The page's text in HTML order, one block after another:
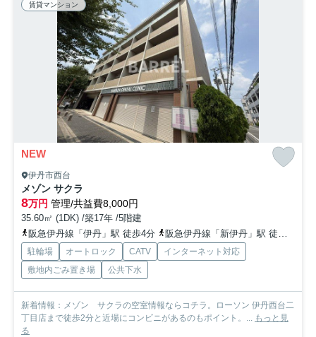
賃貸マンション
NEW
伊丹市西台
メゾン サクラ
8万円 管理/共益費8,000円
35.60㎡ (1DK) /築17年 /5階建
阪急伊丹線「伊丹」駅 徒歩4分
阪急伊丹線「新伊丹」駅 徒歩13分
駐輪場 オートロック CATV
インターネット対応
敷地内ごみ置き場
公共下水
新着情報：メゾン サクラの空室情報ならコチラ。ローソン 伊丹西台二
丁目店まで徒歩2分と近場にコンビニがあるのもポイント。... もっと見
る